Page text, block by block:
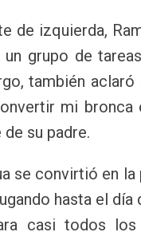
de izquierda,
grupo de
también
mi
su padre.
se convirtió en
hasta el día
casi todos